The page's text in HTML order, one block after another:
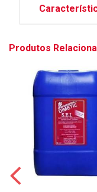
Produtos